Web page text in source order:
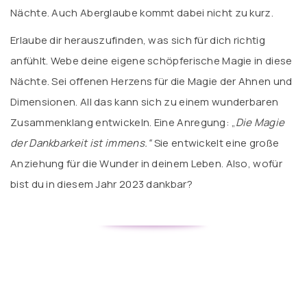
Nächte. Auch Aberglaube kommt dabei nicht zu kurz.
Erlaube dir herauszufinden, was sich für dich richtig
anfühlt. Webe deine eigene schöpferische Magie in diese
Nächte. Sei offenen Herzens für die Magie der Ahnen und
Dimensionen. All das kann sich zu einem wunderbaren
Zusammenklang entwickeln. Eine Anregung: „Die Magie
der Dankbarkeit ist immens.“Sie entwickelt eine große
Anziehung für die Wunder in deinem Leben. Also, wofür
bist du in diesem Jahr 2023 dankbar?